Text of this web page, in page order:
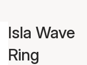
Isla Wave
Ring